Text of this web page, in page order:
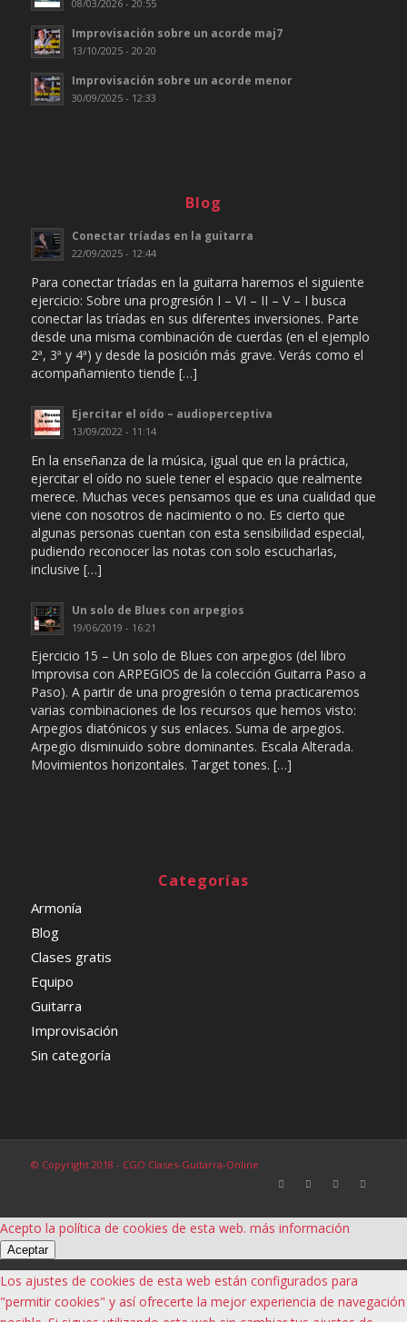
08/03/2026 - 20:55
Improvisación sobre un acorde maj7
13/10/2025 - 20:20
Improvisación sobre un acorde menor
30/09/2025 - 12:33
Blog
Conectar tríadas en la guitarra
22/09/2025 - 12:44
Para conectar tríadas en la guitarra haremos el siguiente
ejercicio: Sobre una progresión I – VI – II – V – I busca
conectar las tríadas en sus diferentes inversiones. Parte
desde una misma combinación de cuerdas (en el ejemplo
2ª, 3ª y 4ª) y desde la posición más grave. Verás como el
acompañamiento tiende […]
Ejercitar el oído – audioperceptiva
13/09/2022 - 11:14
En la enseñanza de la música, igual que en la práctica,
ejercitar el oído no suele tener el espacio que realmente
merece. Muchas veces pensamos que es una cualidad que
viene con nosotros de nacimiento o no. Es cierto que
algunas personas cuentan con esta sensibilidad especial,
pudiendo reconocer las notas con solo escucharlas,
inclusive […]
Un solo de Blues con arpegios
19/06/2019 - 16:21
Ejercicio 15 – Un solo de Blues con arpegios (del libro
Improvisa con ARPEGIOS de la colección Guitarra Paso a
Paso). A partir de una progresión o tema practicaremos
varias combinaciones de los recursos que hemos visto:
Arpegios diatónicos y sus enlaces. Suma de arpegios.
Arpegio disminuido sobre dominantes. Escala Alterada.
Movimientos horizontales. Target tones. […]
Categorías
Armonía
Blog
Clases gratis
Equipo
Guitarra
Improvisación
Sin categoría
© Copyright 2018 - CGO Clases-Guitarra-Online
Acepto la política de cookies de esta web. más información
Aceptar
Los ajustes de cookies de esta web están configurados para
"permitir cookies" y así ofrecerte la mejor experiencia de navegación